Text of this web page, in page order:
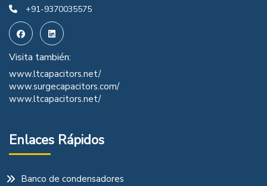
+91-9370035575
Visita también:
www.ltcapacitors.net/
www.surgecapacitors.com/
www.ltcapacitors.net/
Enlaces Rápidos
Banco de condensadores